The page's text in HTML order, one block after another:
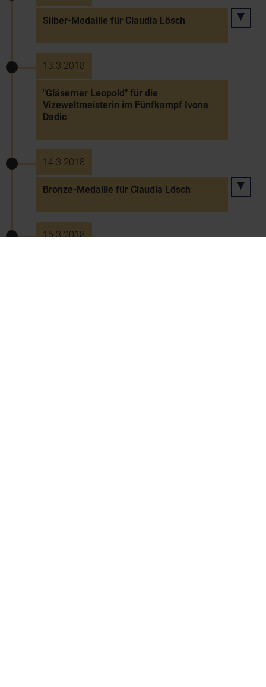
Silber-Medaille für Claudia Lösch
13.3.2018
"Gläserner Leopold" für die
Vizeweltmeisterin im Fünfkampf Ivona
Dadic
14.3.2018
Bronze-Medaille für Claudia Lösch
16.3.2018